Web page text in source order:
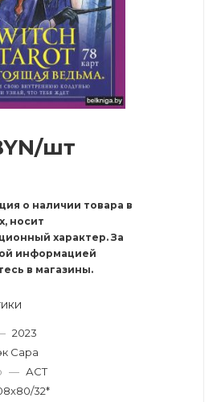
/шт
о наличии товара в
носит
характер. За
информацией
в магазины.
2023
Сара
— АСТ
32*